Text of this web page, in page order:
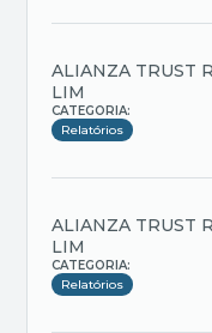
ALIANZA TRUST
LIM
CATEGORIA:
Relatórios
ALIANZA TRUST
LIM
CATEGORIA:
Relatórios